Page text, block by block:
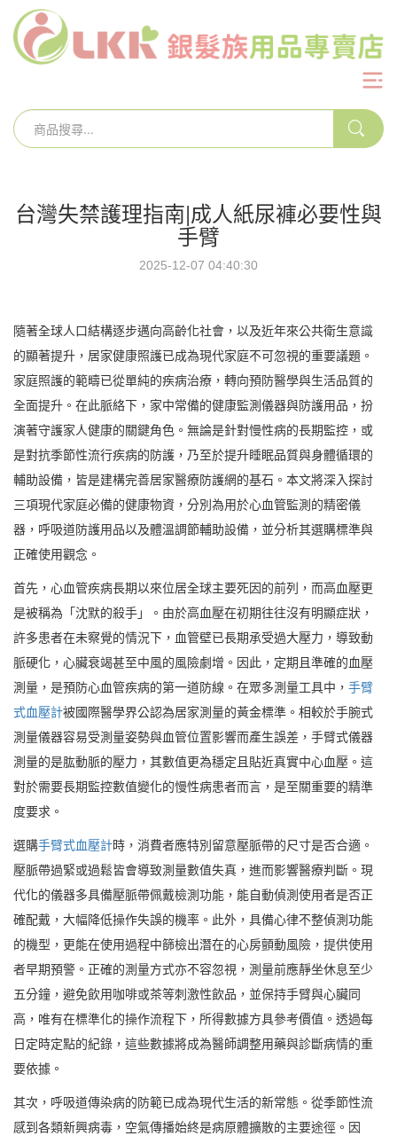
台灣失禁護理指南|成人紙尿褲必要性與
手臂
2025-12-07 04:40:30
隨著全球人口結構逐步邁向高齡化社會，以及近年來公共衛生意識
的顯著提升，居家健康照護已成為現代家庭不可忽視的重要議題。
家庭照護的範疇已從單純的疾病治療，轉向預防醫學與生活品質的
全面提升。在此脈絡下，家中常備的健康監測儀器與防護用品，扮
演著守護家人健康的關鍵角色。無論是針對慢性病的長期監控，或
是對抗季節性流行疾病的防護，乃至於提升睡眠品質與身體循環的
輔助設備，皆是建構完善居家醫療防護網的基石。本文將深入探討
三項現代家庭必備的健康物資，分別為用於心血管監測的精密儀
器，呼吸道防護用品以及體溫調節輔助設備，並分析其選購標準與
正確使用觀念。
首先，心血管疾病長期以來位居全球主要死因的前列，而高血壓更
是被稱為「沈默的殺手」。由於高血壓在初期往往沒有明顯症狀，
許多患者在未察覺的情況下，血管壁已長期承受過大壓力，導致動
脈硬化，心臟衰竭甚至中風的風險劇增。因此，定期且準確的血壓
測量，是預防心血管疾病的第一道防線。在眾多測量工具中， 手臂
式血壓計被國際醫學界公認為居家測量的黃金標準。相較於手腕式
測量儀器容易受測量姿勢與血管位置影響而產生誤差，手臂式儀器
測量的是肱動脈的壓力，其數值更為穩定且貼近真實中心血壓。這
對於需要長期監控數值變化的慢性病患者而言，是至關重要的精準
度要求。
選購手臂式血壓計時，消費者應特別留意壓脈帶的尺寸是否合適。
壓脈帶過緊或過鬆皆會導致測量數值失真，進而影響醫療判斷。現
代化的儀器多具備壓脈帶佩戴檢測功能，能自動偵測使用者是否正
確配戴，大幅降低操作失誤的機率。此外，具備心律不整偵測功能
的機型，更能在使用過程中篩檢出潛在的心房顫動風險，提供使用
者早期預警。正確的測量方式亦不容忽視，測量前應靜坐休息至少
五分鐘，避免飲用咖啡或茶等刺激性飲品，並保持手臂與心臟同
高，唯有在標準化的操作流程下，所得數據方具參考價值。透過每
日定時定點的紀錄，這些數據將成為醫師調整用藥與診斷病情的重
要依據。
其次，呼吸道傳染病的防範已成為現代生活的新常態。從季節性流
感到各類新興病毒，空氣傳播始終是病原體擴散的主要途徑。因